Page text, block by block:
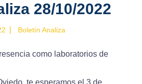
28/10/2022
Boletín Analiza
como laboratorios de